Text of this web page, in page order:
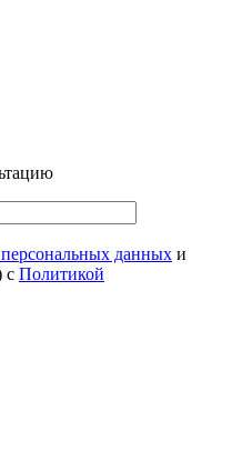
персональных данных и
с Политикой